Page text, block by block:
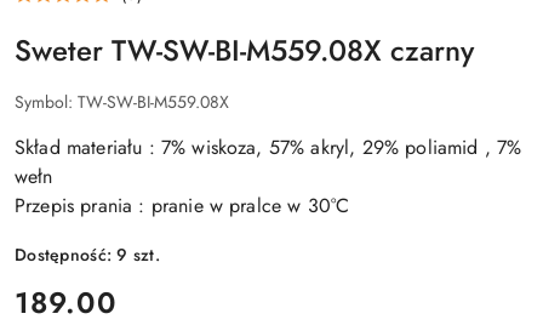
Sweter TW-SW-BI-M559.08X czarny
Symbol: TW-SW-BI-M559.08X
Skład materiału : 7% wiskoza, 57% akryl, 29% poliamid , 7%
wełn
Przepis prania : pranie w pralce w 30°C
Dostępność:9 szt.
cena:
189.00